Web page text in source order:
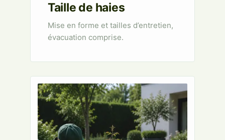
Taille de haies
Mise en forme et tailles d’entretien,
évacuation comprise.